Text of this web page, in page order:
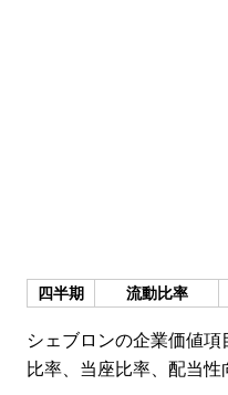
四半期 流動比率
シェブロンの企業価値
比率、当座比率、配当性